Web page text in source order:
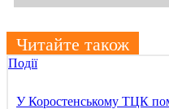
Читайте також
Події
У Коростенському ТЦК